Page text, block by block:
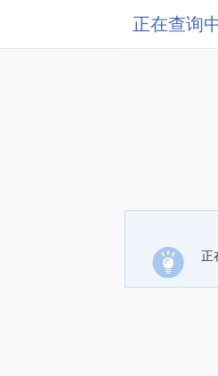
正在查询
正